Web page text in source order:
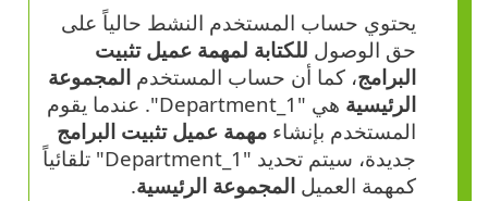
يحتوي حساب المستخدم النشط حالياً على
حق الوصول للكتابة لمهمة عميل تثبيت
البرامج، كما أن حساب المستخدم المجموعة
الرئيسية
هي "Department_1". عندما يقوم
المستخدم بإنشاء مهمة عميل تثبيت البرامج
جديدة، سيتم تحديد "Department_1" تلقائياً
كمهمة العميل المجموعة الرئيسية.